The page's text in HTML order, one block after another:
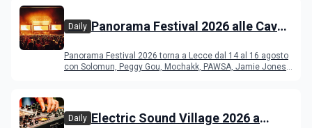
Daily Panorama Festival 2026 alle Cave
programma
Panorama Festival 2026 torna a Lecce dal 14 al 16 agosto
con Solomun, Peggy Gou, Mochakk, PAWSA, Jamie Jones
Daily Electric Sound Village 2026 a